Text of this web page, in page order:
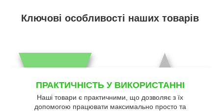
Ключові особливості наших товарів
ПРАКТИЧНІСТЬ У ВИКОРИСТАННІ
Наші товари є практичними, що дозволяє з їх
допомогою працювати максимально просто та